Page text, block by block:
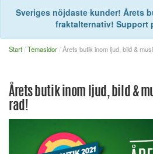
Sveriges nöjdaste kunder! Årets
fraktalternativ! Support
Start Temasidor Årets butik inom ljud, bild &
Årets butik inom ljud, bild &
rad!